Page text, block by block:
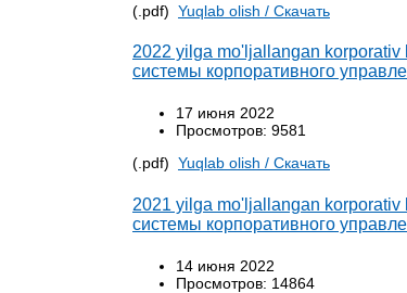
(.pdf) Yuqlab olish / Cкачать
2022 yilga mo'ljallangan korporativ
системы корпоративного
17 июня 2022
Просмотров: 9581
(.pdf) Yuqlab olish / Cкачать
2021 yilga mo'ljallangan korporativ
системы корпоративного
14 июня 2022
Просмотров: 14864